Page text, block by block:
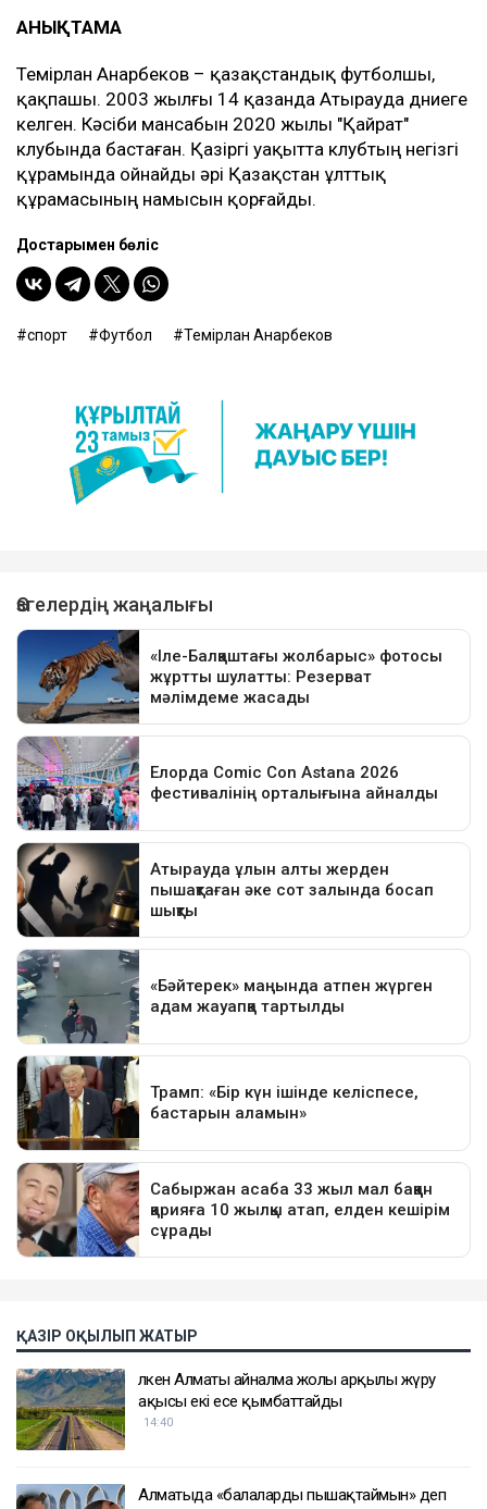
АНЫҚТАМА
Темірлан Анарбеков – қазақстандық футболшы,
қақпашы. 2003 жылғы 14 қазанда Атырауда дүниеге
келген. Кәсіби мансабын 2020 жылы "Қайрат"
клубында бастаған. Қазіргі уақытта клубтың негізгі
құрамында ойнайды әрі Қазақстан ұлттық
құрамасының намысын қорғайды.
Достарыңмен бөліс
спорт Футбол Темірлан Анарбеков
ҚАЗІР ОҚЫЛЫП ЖАТЫР
Үлкен Алматы айналма жолы арқылы жүру
ақысы екі есе қымбаттайды
14:40
Алматыда «балаларды пышақтаймын» деп